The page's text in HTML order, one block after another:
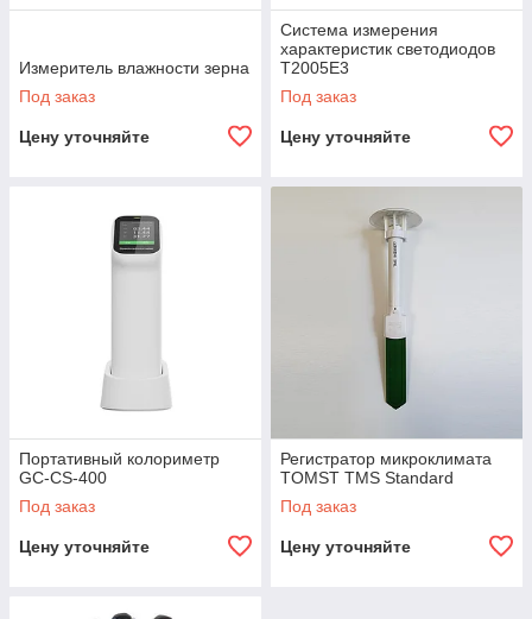
Измеритель влажности зерна
Под заказ
Цену уточняйте
Система измерения
характеристик светодиодов
T2005E3
Под заказ
Цену уточняйте
Портативный колориметр
GC-CS-400
Под заказ
Цену уточняйте
Регистратор микроклимата
TOMST TMS Standard
Под заказ
Цену уточняйте